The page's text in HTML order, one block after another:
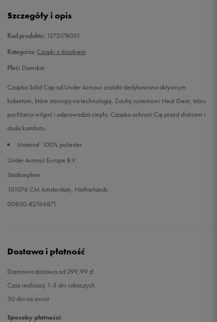
Szczegóły i opis
Kod produktu: 1272178001
Kategoria: Czapki z daszkiem
Płeć: Damskie
Czapka Solid Cap od Under Armour została dedykowana aktywnym
kobietom, które stawiają na technologię. Zaufaj systemowi Heat Gear, który
pochłania wilgoć i odprowadza ciepło. Czapka ochroni Cię przed słońcem i
doda komfortu.
Materiał: 100% poliester
Under Armour Europe B.V.
Stadionplein
101076 CM Amsterdam, Netherlands
00800-82766871
Dostawa i płatność
Darmowa dostawa od 299,99 zł
Czas realizacji 1-5 dni roboczych
30 dni na zwrot
Sposoby płatności: